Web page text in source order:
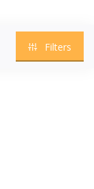
Filters